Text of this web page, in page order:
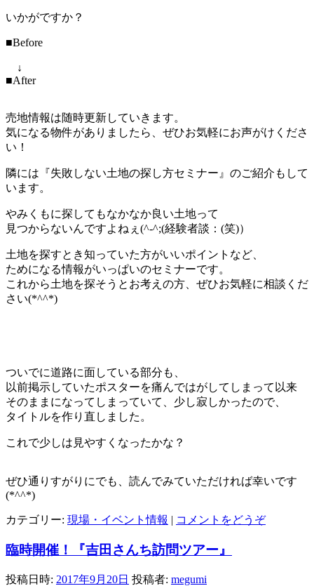
いかがですか？
■Before
↓
■After
売地情報は随時更新していきます。
気になる物件がありましたら、ぜひお気軽にお声がけくださ
い！
隣には『失敗しない土地の探し方セミナー』のご紹介もして
います。
やみくもに探してもなかなか良い土地って
見つからないんですよねぇ(^-^;(経験者談：(笑)）
土地を探すとき知っていた方がいいポイントなど、
ためになる情報がいっぱいのセミナーです。
これから土地を探そうとお考えの方、ぜひお気軽に相談くだ
さい(*^^*)
ついでに道路に面している部分も、
以前掲示していたポスターを痛んではがしてしまって以来
そのままになってしまっていて、少し寂しかったので、
タイトルを作り直しました。
これで少しは見やすくなったかな？
ぜひ通りすがりにでも、読んでみていただければ幸いです
(*^^*)
カテゴリー: 現場・イベント情報 | コメントをどうぞ
臨時開催！『吉田さんち訪問ツアー』
投稿日時: 2017年9月20日 投稿者: megumi